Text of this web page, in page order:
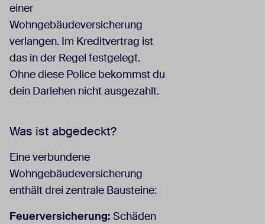
einer
Wohngebäudeversicherung
verlangen. Im Kreditvertrag ist
das in der Regel festgelegt.
Ohne diese Police bekommst du
dein Darlehen nicht ausgezahlt.
Was ist abgedeckt?
Eine verbundene
Wohngebäudeversicherung
enthält drei zentrale Bausteine:
Feuerversicherung: Schäden